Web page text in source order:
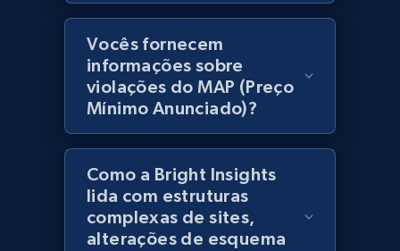
1.1K+ 149+
Lazada - Products
URL, Title, Rating, Reviews, Initial price, Final
price, Currency, Stock, and more.
992+ 165+ Comece agora
Vocês fornecem
informações sobre
violações do MAP (Preço
Mínimo Anunciado)?
Como a Bright Insights
lida com estruturas
complexas de sites,
alterações de esquema